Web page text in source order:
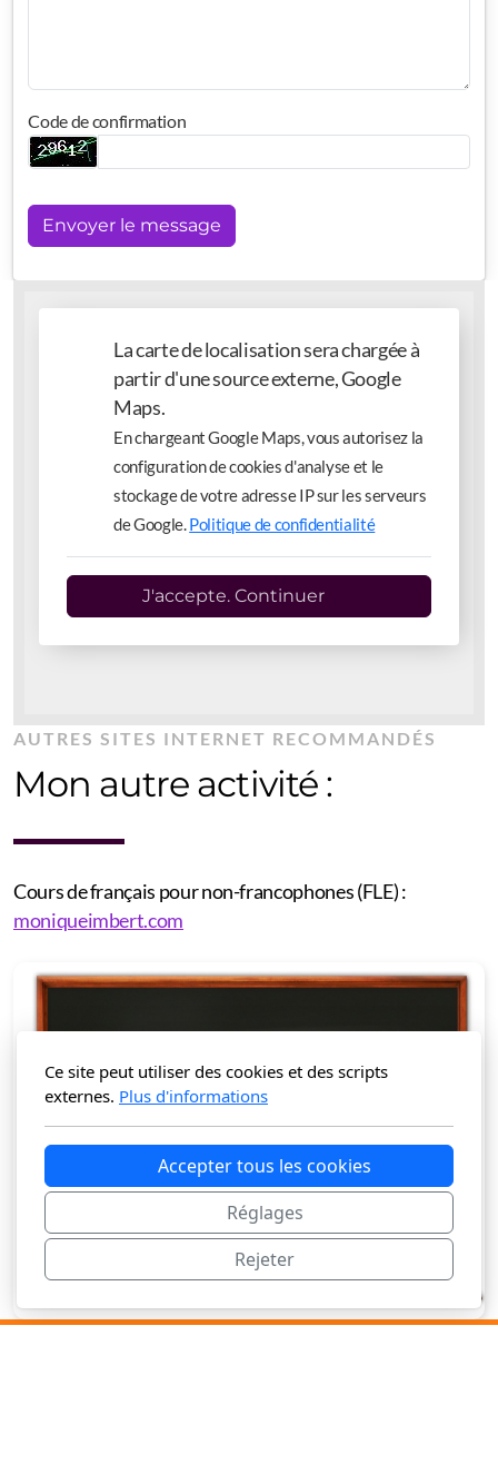
Code de confirmation
Envoyer le message
La carte de localisation sera chargée à
partir d'une source externe, Google
Maps.
En chargeant Google Maps, vous autorisez la
configuration de cookies d'analyse et le
stockage de votre adresse IP sur les serveurs
de Google.Politique de confidentialité
J'accepte. Continuer
AUTRES SITES INTERNET RECOMMANDÉS
Mon autre activité :
Cours de français pour non-francophones (FLE) :
moniqueimbert.com
Ce site peut utiliser des cookies et des scripts
externes. Plus d'informations
Accepter tous les cookies
Réglages
Rejeter